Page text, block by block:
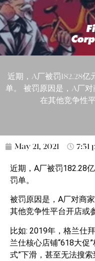
近期，A厂被罚182.28亿
单。 被罚原因是，A厂
在其他竞争性
May 21, 2021 7:51
近期，A厂被罚182.28
罚单。
被罚原因是，A厂对商
其他竞争性平台开店或
比如: 2019年，格兰仕
兰仕核心店铺“618大促
式”下滑，甚至无法搜